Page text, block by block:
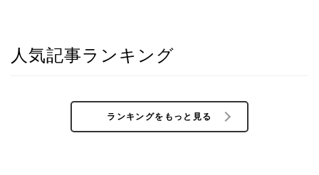
人気記事ランキング
ランキングをもっと見る